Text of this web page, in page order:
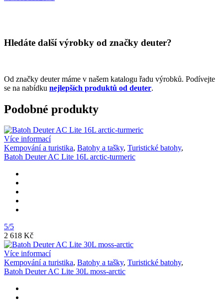
Hledáte další výrobky od značky deuter?
Od značky deuter máme v našem katalogu řadu výrobků. Podívejte
se na nabídku nejlepších produktů od deuter.
Podobné produkty
Více informací
Kempování a turistika, Batohy a tašky, Turistické batohy,
Batoh Deuter AC Lite 16L arctic-turmeric
5/5
2 618 Kč
Více informací
Kempování a turistika, Batohy a tašky, Turistické batohy,
Batoh Deuter AC Lite 30L moss-arctic